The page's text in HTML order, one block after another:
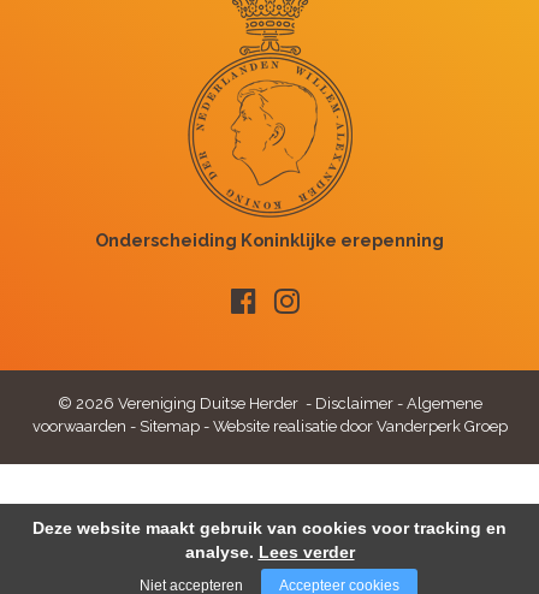
© 2026 Vereniging Duitse Herder - Disclaimer- Algemene
voorwaarden - Sitemap- Website realisatie door Vanderperk Groep
Deze website maakt gebruik van cookies voor tracking en
analyse. Lees verder
Niet accepteren Accepteer cookies